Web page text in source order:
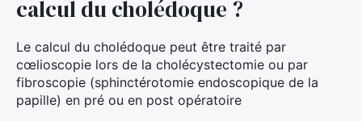
calcul du cholédoque ?
Le calcul du cholédoque peut être traité par
cœlioscopie lors de la cholécystectomie ou par
fibroscopie (sphinctérotomie endoscopique de la
papille) en pré ou en post opératoire